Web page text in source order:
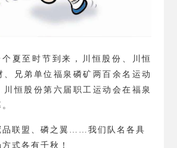
个夏至时节到来，川恒股份、川恒
、兄弟单位福泉磷矿两百余名运动
川恒股份第六届职工运动会在福泉
品联盟、磷之翼……我们队名各具
式各有千秋！